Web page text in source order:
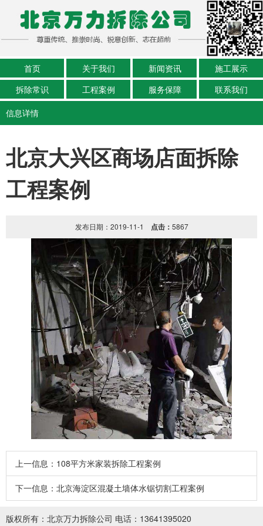
首页 关于我们 新闻资讯
施工展示
拆除常识
工程案例 服务保障
联系我们
信息详情
北京大兴区商场店面拆除
工程案例
发布日期：2019-11-1 点击： 5867
上一信息： 108平方米家装拆除工程案例
下一信息： 北京海淀区混凝土墙体水锯切割工程案例
版权所有： 北京万力拆除公司 电话：13641395020